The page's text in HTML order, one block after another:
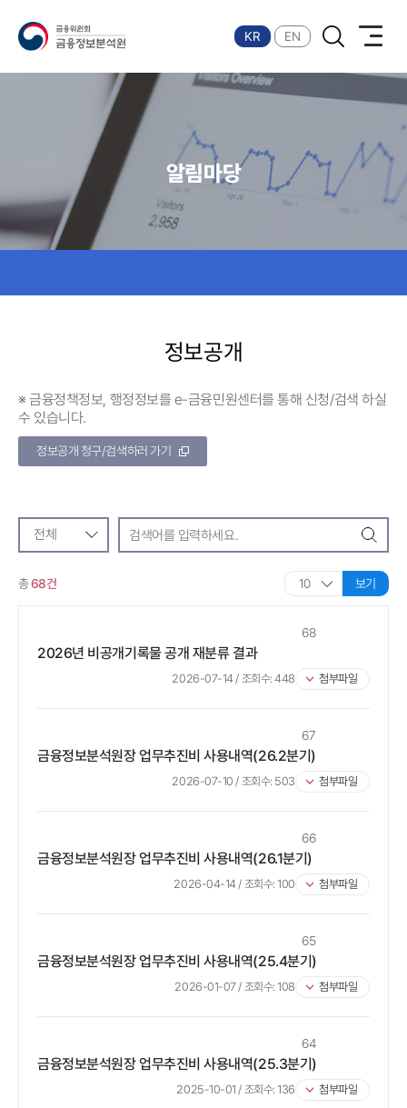
KR EN
금융위원회 금융정보분석원
알림마당
정보공개
※ 금융정책정보, 행정정보를 e-금융민원센터를 통해 신청/검색 하실
수 있습니다.
정보공개 청구/검색하러 가기
정보공개 검색
검색
총68건 보기
68
2026년 비공개기록물 공개 재분류 결과
2026-07-14/ 조회수:448 첨부파일
67
금융정보분석원장 업무추진비 사용내역(26.2분기)
2026-07-10 / 조회수: 503 첨부파일
66
금융정보분석원장 업무추진비 사용내역(26.1분기)
2026-04-14/ 조회수:100 첨부파일
65
금융정보분석원장 업무추진비 사용내역(25.4분기)
2026-01-07/ 조회수:108 첨부파일
64
금융정보분석원장 업무추진비 사용내역(25.3분기)
2025-10-01 / 조회수:136 첨부파일